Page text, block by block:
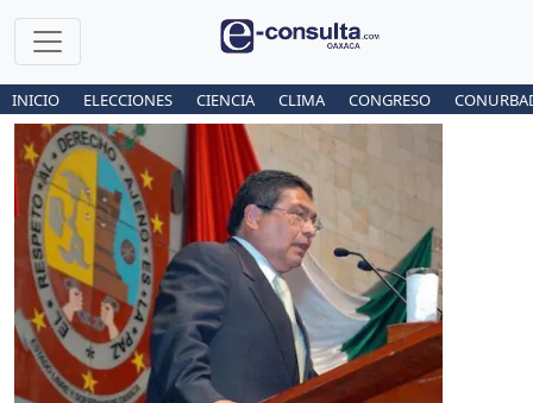
INICIO ELECCIONES CIENCIA CLIMA CONGRESO